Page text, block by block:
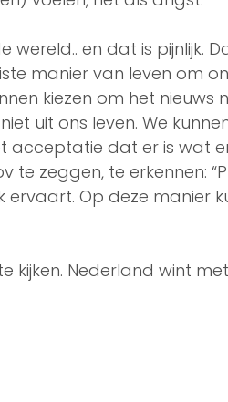
en dat is pijnlijk.
manier van leven om
kiezen om het nieuws
uit ons leven. We
acceptatie dat er is wat
te zeggen, te erkennen:
ervaart. Op deze manier
Nederland wint met